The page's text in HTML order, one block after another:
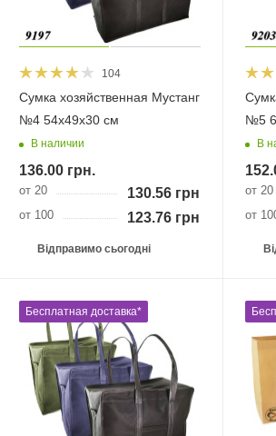
104
Сумка хозяйственная Мустанг
№4 54х49х30 см
В наличии
136.00 грн.
от 20 130.56грн.
от 100 123.76грн.
Відправимо сьогодні
№5
В
от 20
от
Бесплатная доставка*